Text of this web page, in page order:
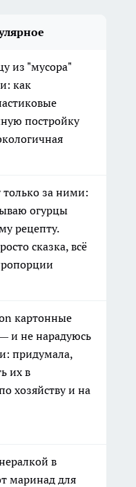
из "мусора"
как
постройку
только за ними:
огурцы
рецепту.
сказка, всё
картонные
и не нарадуюсь
придумала,
их в
хозяйству и на
в
маринад для